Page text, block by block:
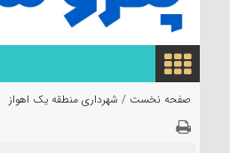
صفحه نخست / شهرداری منطقه یک اهواز